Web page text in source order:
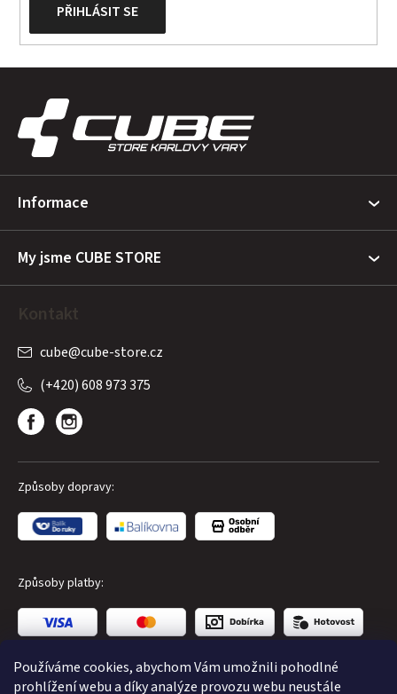
Používáme cookies, abychom Vám umožnili pohodlné
prohlížení webu a díky analýze provozu webu neustále
PŘIHLÁSIT SE
Informace
My jsme CUBE STORE
Kontakt
cube@cube-store.cz
(+420) 608 973 375
Způsoby dopravy:
Způsoby platby: